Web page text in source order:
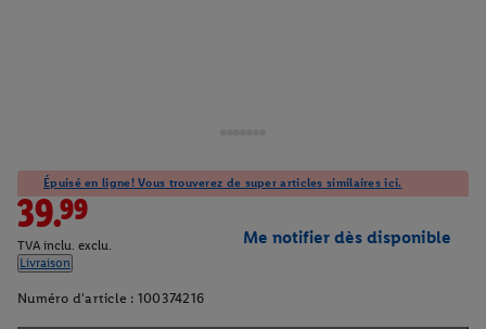
Épuisé en ligne! Vous trouverez de super articles similaires ici.
39.99
TVA inclu. exclu.
Livraison
Me notifier dès disponible
Numéro d'article : 100374216